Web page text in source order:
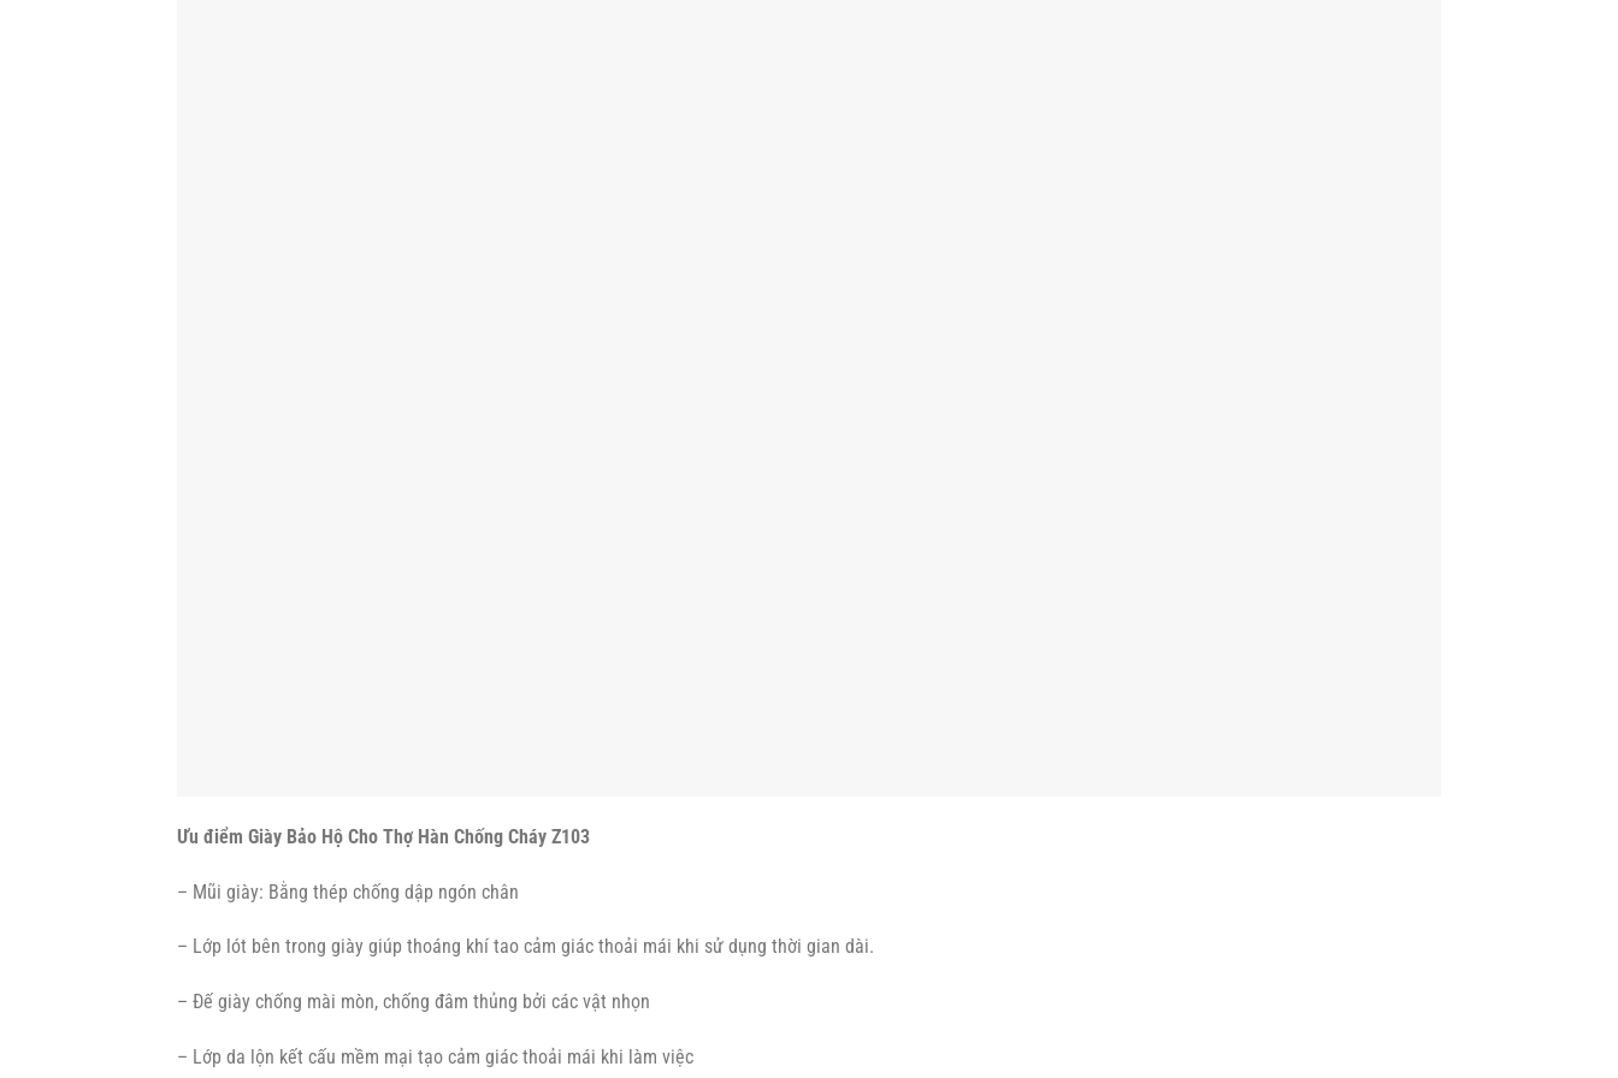
Ưu điểm Giày Bảo Hộ Cho Thợ Hàn Chống Cháy Z103
– Mũi giày: Bằng thép chống dập ngón chân
– Lớp lót bên trong giày giúp thoáng khí tao cảm giác thoải mái khi sử dụng thời gian dài.
– Đế giày chống mài mòn, chống đâm thủng bởi các vật nhọn
– Lớp da lộn kết cấu mềm mại tạo cảm giác thoải mái khi làm việc